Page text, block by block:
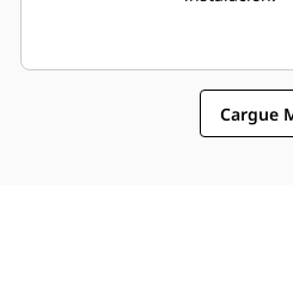
Cargue